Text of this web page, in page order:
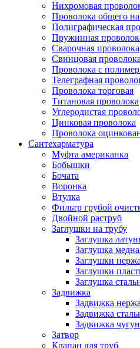
Нихромовая
Проволока общего
Полиграфическая
Пружинная
Сварочная проволока
Свинцовая проволока
Проволока с
Телеграфная
Проволока торговая
Титановая проволока
Углеродистая
Цинковая проволока
Проволока
Сантехарматура
Муфта американка
Бобышки
Бочата
Воронка
Втулка
Фильтр грубой
Двойной раструб
Заглушки на трубу
Заглушка
Заглушка
Заглушки
Заглушки
Заглушка
Задвижка
Задвижка
Задвижка
Задвижка
Затвор
Клапан для труб